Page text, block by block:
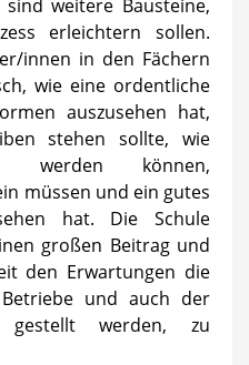
weitere Bausteine,
erleichtern sollen.
innen in den Fächern
wie eine ordentliche
auszusehen hat,
stehen sollte, wie
werden können,
müssen und ein gutes
hat. Die Schule
großen Beitrag und
den Erwartungen die
und auch der
werden, zu